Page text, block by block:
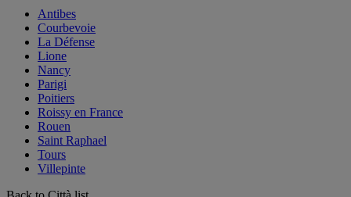
Antibes
Courbevoie
La Défense
Lione
Nancy
Parigi
Poitiers
Roissy en France
Rouen
Saint Raphael
Tours
Villepinte